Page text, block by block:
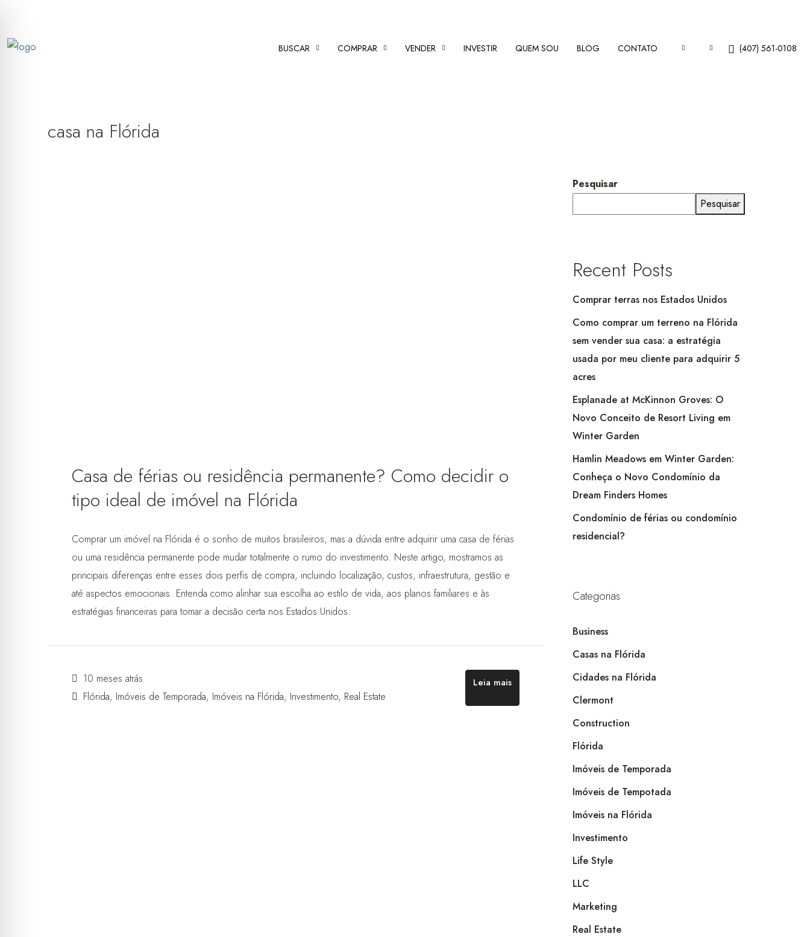
BUSCAR COMPRAR VENDER INVESTIR QUEM SOU BLOG CONTATO (407) 561-0108
casa na Flórida
Casa de férias ou residência permanente? Como decidir o
tipo ideal de imóvel na Flórida
Comprar um imóvel na Flórida é o sonho de muitos brasileiros, mas a dúvida entre adquirir uma casa de férias
ou uma residência permanente pode mudar totalmente o rumo do investimento. Neste artigo, mostramos as
principais diferenças entre esses dois perfis de compra, incluindo localização, custos, infraestrutura, gestão e
até aspectos emocionais. Entenda como alinhar sua escolha ao estilo de vida, aos planos familiares e às
estratégias financeiras para tomar a decisão certa nos Estados Unidos.
10 meses atrás
Flórida, Imóveis de Temporada, Imóveis na Flórida, Investimento, Real Estate
Leia mais
Pesquisar
Pesquisar
Recent Posts
Comprar terras nos Estados Unidos
Como comprar um terreno na Flórida
sem vender sua casa: a estratégia
usada por meu cliente para adquirir 5
acres
Esplanade at McKinnon Groves: O
Novo Conceito de Resort Living em
Winter Garden
Hamlin Meadows em Winter Garden:
Conheça o Novo Condomínio da
Dream Finders Homes
Condomínio de férias ou condomínio
residencial?
Categorias
Business
Casas na Flórida
Cidades na Flórida
Clermont
Construction
Flórida
Imóveis de Temporada
Imóveis de Tempotada
Imóveis na Flórida
Investimento
Life Style
LLC
Marketing
Real Estate